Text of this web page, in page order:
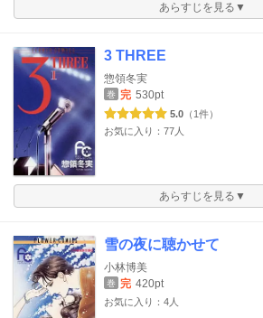
あらすじを見る▼
3 THREE
惣領冬実
巻 完 530pt
5.0 （1件）
お気に入り：77人
あらすじを見る▼
雪の夜に聴かせて
小林博美
巻 完 420pt
お気に入り：4人